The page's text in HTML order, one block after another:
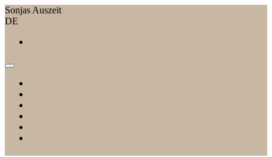
Sonjas Auszeit
DE